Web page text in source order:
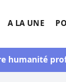
et
A LA UNE